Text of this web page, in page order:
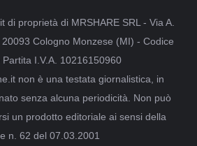
di proprietà di MRSHARE SRL - Via A.
Cologno Monzese (MI) - Codice
Partita I.V.A. 10216150960
non è una testata giornalistica, in
senza alcuna periodicità. Non può
un prodotto editoriale ai sensi della
n. 62 del 07.03.2001